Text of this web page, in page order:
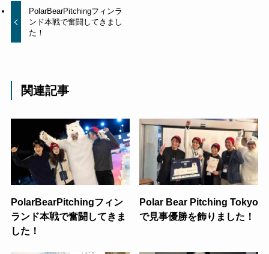
PolarBearPitchingフィンラ
ンド本戦で奮闘してきまし
た！
関連記事
PolarBearPitchingフィン
ランド本戦で奮闘してきま
した！
Polar Bear Pitching Tokyo
で見事優勝を飾りました！